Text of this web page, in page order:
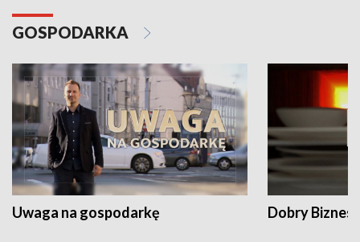
GOSPODARKA
Uwaga na gospodarkę Dobry Biznes